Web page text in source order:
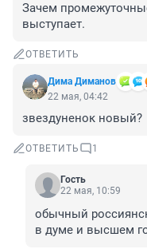
Зачем
выступает.
ОТВЕТИТЬ
Дима Диманов
22 мая, 04:42
звездуненок новый?
ОТВЕТИТЬ 1
Гость
22 мая, 10:59
обычный
в думе и высшем